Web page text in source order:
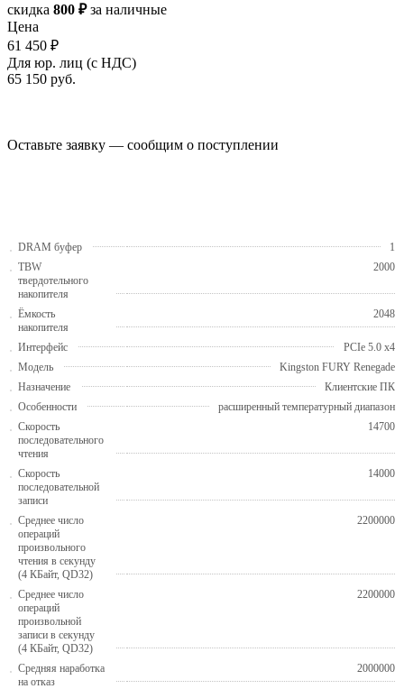
скидка 800 ₽за наличные
Цена
61 450 ₽
Для юр. лиц (с НДС)
65 150 руб.
Оставьте заявку — сообщим о поступлении
DRAM буфер
1
TBW
твердотельного
накопителя
2000
Ёмкость
накопителя
2048
Интерфейс
PCIe 5.0 x4
Модель
Kingston FURY Renegade
Назначение
Клиентские ПК
Особенности
расширенный температурный диапазон
Скорость
последовательного
чтения
14700
Скорость
последовательной
записи
14000
Среднее число
операций
произвольного
чтения в секунду
(4 КБайт, QD32)
2200000
Среднее число
операций
произвольной
записи в секунду
(4 КБайт, QD32)
2200000
Средняя наработка
на отказ
2000000